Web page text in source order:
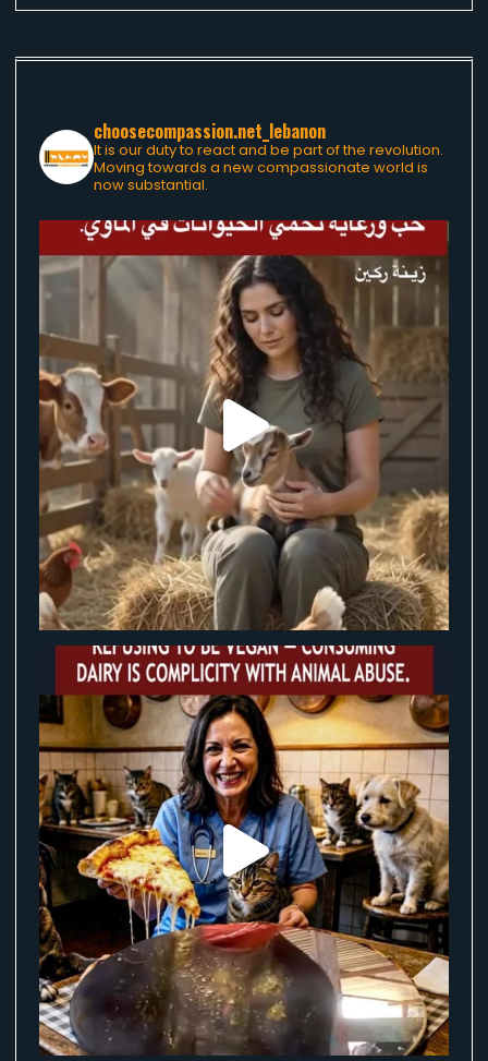
choosecompassion.net_lebanon
It is our duty to react and be part of the revolution.
Moving towards a new compassionate world is
now substantial.